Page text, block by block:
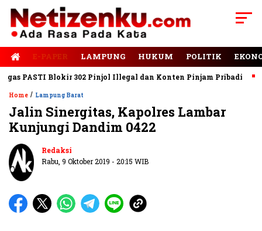
E-PAPER LAMPUNG HUKUM POLITIK
PASTI Blokir 302 Pinjol Illegal dan Konten Pinjam Pribadi
Home / Lampung Barat
Jalin Sinergitas, Kapolres Lambar
Kunjungi Dandim 0422
Redaksi
Rabu, 9 Oktober 2019 - 20:15 WIB